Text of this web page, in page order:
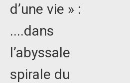
d’une vie » :
....dans
l’abyssale
spirale du